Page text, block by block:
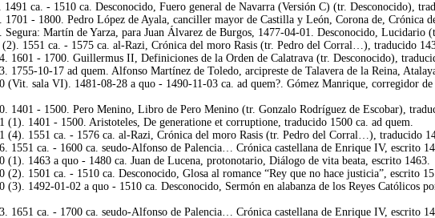
ca. - 1510 ca. Desconocido, Fuero general de Navarra (Versión C) (tr. Desconocido),
- 1800. Pedro López de Ayala, canciller mayor de Castilla y León, Corona de, Crónica
Martín de Yarza, para Juan Álvarez de Burgos, 1477-04-01. Desconocido, Lucidario
1551 ca. - 1575 ca. al-Razi, Crónica del moro Rasis (tr. Pedro del Corral…), traducido
1601 - 1700. Guillermus II, Definiciones de la Orden de Calatrava (tr. Desconocido),
10-17 ad quem. Alfonso Martínez de Toledo, arcipreste de Talavera de la Reina,
sala VI). 1481-08-28 a quo - 1490-11-03 ca. ad quem?. Gómez Manrique, corregidor
1401 - 1500. Pero Menino, Libro de Pero Menino (tr. Gonzalo Rodríguez de Escobar),
1401 - 1500. Aristoteles, De generatione et corruptione, traducido 1500 ca. ad quem.
1551 ca. - 1576 ca. al-Razi, Crónica del moro Rasis (tr. Pedro del Corral…), traducido
1551 ca. - 1600 ca. seudo-Alfonso de Palencia… Crónica castellana de Enrique IV, escrito
1463 a quo - 1480 ca. Juan de Lucena, protonotario, Diálogo de vita beata, escrito 1463.
1501 ca. - 1510 ca. Desconocido, Glosa al romance “Rey que no hace justicia”, escrito
1492-01-02 a quo - 1510 ca. Desconocido, Sermón en alabanza de los Reyes Católicos
1651 ca. - 1700 ca. seudo-Alfonso de Palencia… Crónica castellana de Enrique IV, escrito